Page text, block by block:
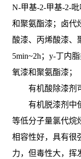
N-甲基-2-甲基-2-
和聚氨酯漆；卤代
酸漆、丙烯酸漆、
5min~2h；y-丁内
氧漆和聚氨酯漆；
有机酸除漆剂
有机脱漆剂中
等低分子量氯代烷
相容性好，具有很
力，但毒性大，挥